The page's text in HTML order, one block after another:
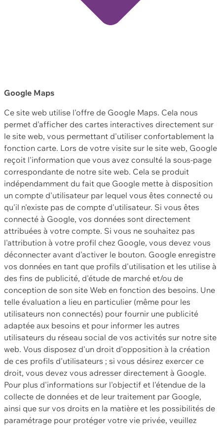
Google Maps
Ce site web utilise l'offre de Google Maps. Cela nous
permet d'afficher des cartes interactives directement sur
le site web, vous permettant d'utiliser confortablement la
fonction carte. Lors de votre visite sur le site web, Google
reçoit l'information que vous avez consulté la sous-page
correspondante de notre site web. Cela se produit
indépendamment du fait que Google mette à disposition
un compte d'utilisateur par lequel vous êtes connecté ou
qu'il n'existe pas de compte d'utilisateur. Si vous êtes
connecté à Google, vos données sont directement
attribuées à votre compte. Si vous ne souhaitez pas
l'attribution à votre profil chez Google, vous devez vous
déconnecter avant d'activer le bouton. Google enregistre
vos données en tant que profils d'utilisation et les utilise à
des fins de publicité, d'étude de marché et/ou de
conception de son site Web en fonction des besoins. Une
telle évaluation a lieu en particulier (même pour les
utilisateurs non connectés) pour fournir une publicité
adaptée aux besoins et pour informer les autres
utilisateurs du réseau social de vos activités sur notre site
web. Vous disposez d'un droit d'opposition à la création
de ces profils d'utilisateurs ; si vous désirez exercer ce
droit, vous devez vous adresser directement à Google.
Pour plus d'informations sur l'objectif et l'étendue de la
collecte de données et de leur traitement par Google,
ainsi que sur vos droits en la matière et les possibilités de
paramétrage pour protéger votre vie privée, veuillez